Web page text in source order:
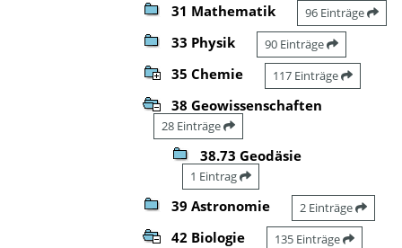
31 Mathematik 96 Einträge
33 Physik 90 Einträge
35 Chemie 117 Einträge
38 Geowissenschaften
28 Einträge
38.73 Geodäsie
1 Eintrag
39 Astronomie 2 Einträge
42 Biologie 135 Einträge